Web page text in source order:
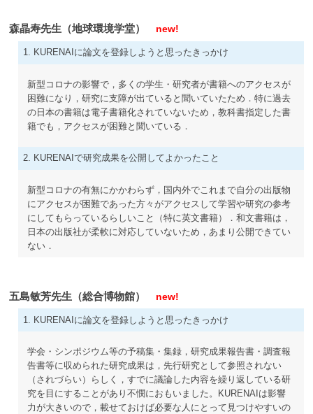
森晶寿先生（地球環境学堂） new!
1. KURENAIに論文を登録しようと思ったきっかけ
新型コロナの影響で，多くの学生・研究者が書籍へのアクセスが
困難になり，研究に支障が出ていると聞いていたため．特に過去
の日本の書籍は電子書籍化されていないため，教科書指定した書
籍でも，アクセスが困難と聞いている．
2. KURENAIで研究成果を公開してよかったこと
新型コロナの有無にかかわらず，国内外でこれまで自分の出版物
にアクセスが困難であった方々がアクセスして学習や研究の参考
にしてもらっているらしいこと（特に英文書籍）．和文書籍は，
日本の出版社が柔軟に対応していないため，あまり公開できてい
ない．
五島敏芳先生（総合博物館） new!
1. KURENAIに論文を登録しようと思ったきっかけ
学会・シンポジウム等の予稿集・集録，研究成果報告書・調査報
告書等に収められた研究成果は，先行研究として参照されない
（されづらい）らしく，すでに議論した内容を繰り返している研
究を目にすることがあり不憫におもいました。KURENAIは影響
力が大きいので，載せておけば必要な人にとって見つけやすいの